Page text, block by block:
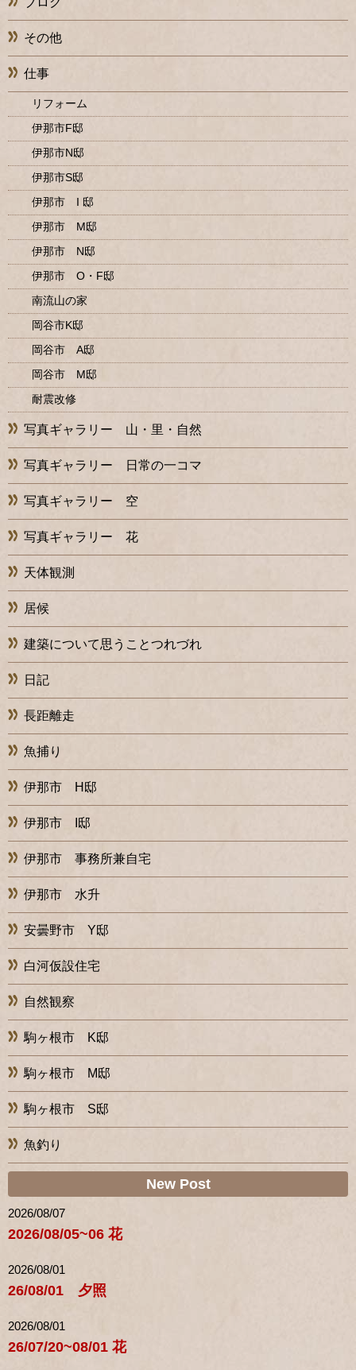
その他
仕事
リフォーム
伊那市F邸
伊那市N邸
伊那市S邸
伊那市 I 邸
伊那市 M邸
伊那市 N邸
伊那市 O・F邸
南流山の家
岡谷市K邸
岡谷市 A邸
岡谷市 M邸
耐震改修
写真ギャラリー 山・里・自然
写真ギャラリー 日常の一コマ
写真ギャラリー 空
写真ギャラリー 花
天体観測
居候
建築について思うことつれづれ
日記
長距離走
魚捕り
伊那市 H邸
伊那市 I邸
伊那市 事務所兼自宅
伊那市 水升
安曇野市 Y邸
白河仮設住宅
自然観察
駒ヶ根市 K邸
駒ヶ根市 M邸
駒ヶ根市 S邸
魚釣り
New Post
2026/08/07
2026/08/05~06 花
2026/08/01
26/08/01 夕照
2026/08/01
26/07/20~08/01 花